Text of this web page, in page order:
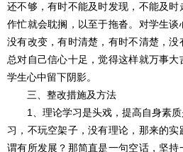
还不够，有时不能及时发现，不能及
作忙就会耽搁，以至于拖沓。对学生
没有改变，有时清楚，有时不清楚，没
总对自己信心十足，觉得这样就万事
学生心中留下阴影。
三、整改措施及方法
1、理论学习是头戏，提高自身素质
习，不玩空架子，没有理论，那来的
谓有所发展？那简直是一句空话，坚